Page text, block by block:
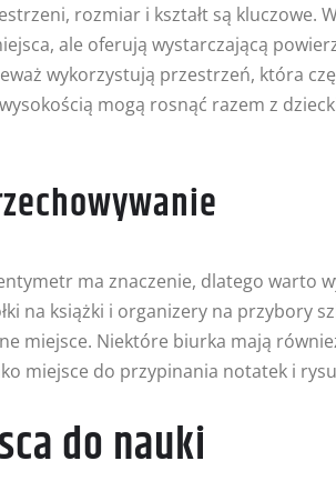
rozmiar i kształt są kluczowe.
ale oferują wystarczającą
wykorzystują przestrzeń, która
mogą rosnąć razem z
ma znaczenie, dlatego warto
na książki i organizery na przybory
miejsce. Niektóre biurka mają
miejsce do przypinania notatek i
do nauki